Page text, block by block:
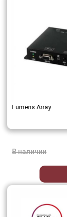
Lumens Array
В наличии